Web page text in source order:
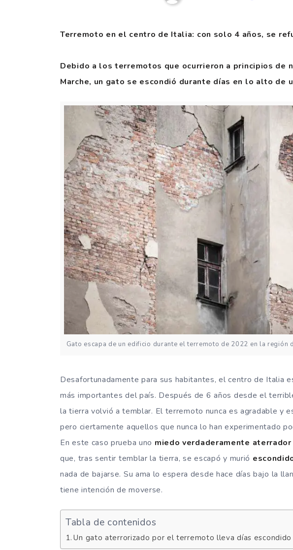
Terremoto en el centro de Italia: con solo 4 años, se
Debido a los terremotos que ocurrieron a principios de
Marche, un gato se escondió durante días en lo alto de
Gato escapa de un edificio durante el terremoto de 2022 en la región
Desafortunadamente para sus habitantes, el centro de Italia
más importantes del país. Después de 6 años desde el
la tierra volvió a temblar. El terremoto nunca es agradable y
pero ciertamente aquellos que nunca lo han experimentado
En este caso prueba uno miedo verdaderamente aterrador
que, tras sentir temblar la tierra, se escapó y murió
nada de bajarse. Su ama lo espera desde hace días bajo la
tiene intención de moverse.
Tabla de contenidos
Un gato aterrorizado por el terremoto lleva días escondido